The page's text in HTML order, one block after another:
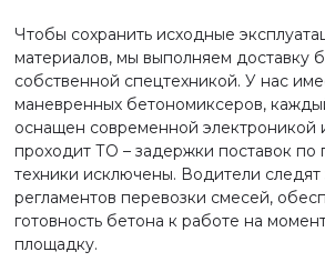
Чтобы сохранить исходные
материалов, мы выполняем доставку
собственной спецтехникой. У нас
маневренных бетономиксеров,
оснащен современной электроникой
проходит ТО – задержки поставок по
техники исключены. Водители
регламентов перевозки смесей,
готовность бетона к работе на
площадку.